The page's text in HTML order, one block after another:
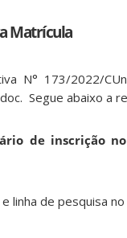
Matrícula
N° 173/2022/
Segue abaixo a
de inscrição no
linha de pesquisa